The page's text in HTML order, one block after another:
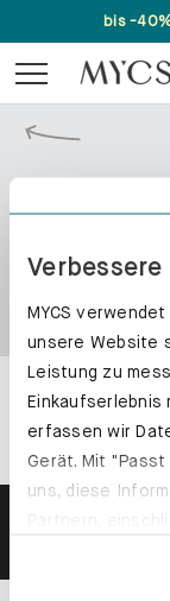
MYCS
unsere Website
Leistung zu
Einkaufserlebnis
erfassen wir
Gerät. Mit
uns, diese
der EU,
bis -